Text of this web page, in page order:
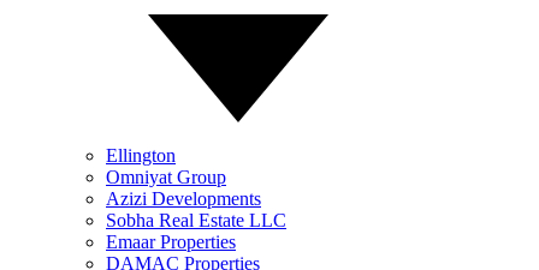
Ellington
Omniyat Group
Azizi Developments
Sobha Real Estate LLC
Emaar Properties
DAMAC Properties